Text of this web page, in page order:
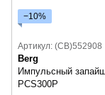
−10%
Артикул: (CB)552908
Berg
Импульсный
PCS300P